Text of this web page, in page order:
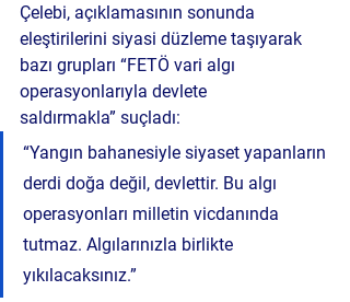
Çelebi, açıklamasının sonunda
eleştirilerini siyasi düzleme taşıyarak
bazı grupları “FETÖ vari algı
operasyonlarıyla devlete
saldırmakla” suçladı:
“Yangın bahanesiyle siyaset yapanların
derdi doğa değil, devlettir. Bu algı
operasyonları milletin vicdanında
tutmaz. Algılarınızla birlikte
yıkılacaksınız.”